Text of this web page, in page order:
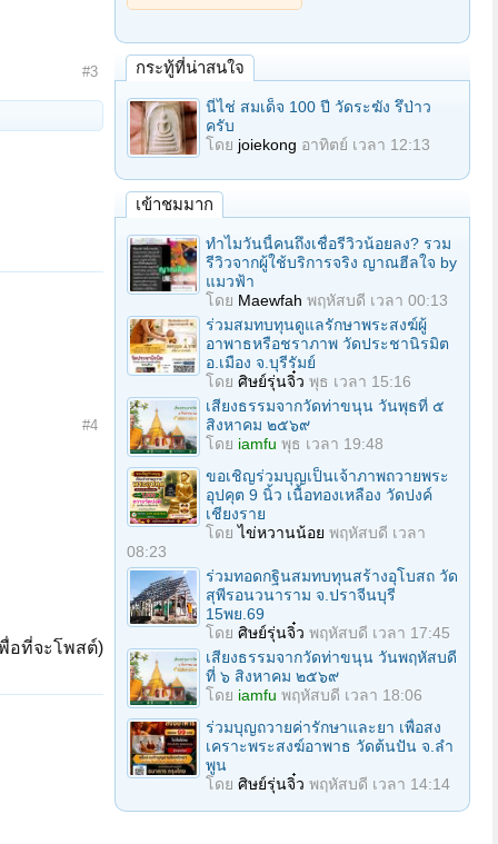
#3
#4
อที่จะโพสต์)
กระทู้ที่น่าสนใจ
นี่ไช่ สมเด็จ 100 ปี วัดระฆัง รึป่าว
ครับ
โดย joiekong อาทิตย์ เวลา 12:13
เข้าชมมาก
ทำไมวันนี้คนถึงเชื่อรีวิวน้อยลง? รวม
รีวิวจากผู้ใช้บริการจริง ญาณฮีลใจ by
แมวฟ้า
โดย Maewfah พฤหัสบดี เวลา 00:13
ร่วมสมทบทุนดูแลรักษาพระสงฆ์ผู้
อาพาธหรือชราภาพ วัดประชานิรมิต
อ.เมือง จ.บุรีรัมย์
โดย ศิษย์รุ่นจิ๋ว พุธ เวลา 15:16
เสียงธรรมจากวัดท่าขนุน วันพุธที่ ๕
สิงหาคม ๒๕๖๙
โดย iamfu พุธ เวลา 19:48
ขอเชิญร่วมบุญเป็นเจ้าภาพถวายพระ
อุปคุต 9 นิ้ว เนื้อทองเหลือง วัดปงค์
เชียงราย
โดยไข่หวานน้อย พฤหัสบดี เวลา
08:23
ร่วมทอดกฐินสมทบทุนสร้างอุโบสถ วัด
สุพีรอนวนาราม จ.ปราจีนบุรี
15พย.69
โดย ศิษย์รุ่นจิ๋ว พฤหัสบดี เวลา 17:45
เสียงธรรมจากวัดท่าขนุน วันพฤหัสบดี
ที่ ๖ สิงหาคม ๒๕๖๙
โดย iamfu พฤหัสบดี เวลา 18:06
ร่วมบุญถวายค่ารักษาและยา เพื่อสง
เคราะพระสงฆ์อาพาธ วัดต้นปัน จ.ลํา
พูน
โดย ศิษย์รุ่นจิ๋ว พฤหัสบดี เวลา 14:14